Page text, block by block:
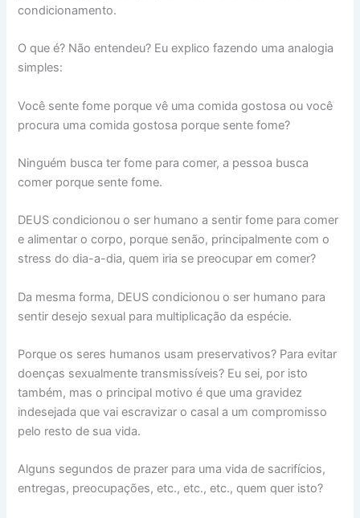
condicionamento.
O que é? Não entendeu? Eu explico fazendo uma analogia
simples:
Você sente fome porque vê uma comida gostosa ou você
procura uma comida gostosa porque sente fome?
Ninguém busca ter fome para comer, a pessoa busca
comer porque sente fome.
DEUS condicionou o ser humano a sentir fome para comer
e alimentar o corpo, porque senão, principalmente com o
stress do dia-a-dia, quem iria se preocupar em comer?
Da mesma forma, DEUS condicionou o ser humano para
sentir desejo sexual para multiplicação da espécie.
Porque os seres humanos usam preservativos? Para evitar
doenças sexualmente transmissíveis? Eu sei, por isto
também, mas o principal motivo é que uma gravidez
indesejada que vai escravizar o casal a um compromisso
pelo resto de sua vida.
Alguns segundos de prazer para uma vida de sacrifícios,
entregas, preocupações, etc., etc., etc., quem quer isto?